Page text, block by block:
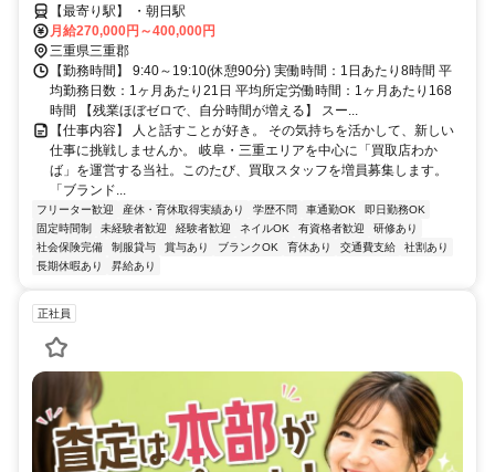
ンター店
【最寄り駅】 ・朝日駅
月給270,000円～400,000円
三重県三重郡
【勤務時間】 9:40～19:10(休憩90分) 実働時間：1日あたり8時間 平
均勤務日数：1ヶ月あたり21日 平均所定労働時間：1ヶ月あたり168
時間 【残業ほぼゼロで、自分時間が増える】 スー...
【仕事内容】 人と話すことが好き。 その気持ちを活かして、新しい
仕事に挑戦しませんか。 岐阜・三重エリアを中心に「買取店わか
ば」を運営する当社。このたび、買取スタッフを増員募集します。
「ブランド...
フリーター歓迎 産休・育休取得実績あり 学歴不問 車通勤OK
即日勤務OK
固定時間制
未経験者歓迎 経験者歓迎 ネイルOK 有資格者歓迎
研修あり
社会保険完備
制服貸与 賞与あり ブランクOK 育休あり 交通費支給
社割あり
長期休暇あり
昇給あり
正社員